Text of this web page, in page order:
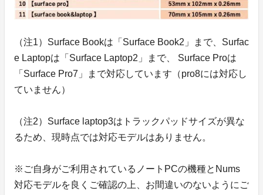
（注1）Surface Bookは「Surface Book2」まで、Surfac
e Laptopは「Surface Laptop2」まで、 Surface Proは
「Surface Pro7」まで対応しています（pro8には対応し
ていません）
（注2）Surface laptop3はトラックパッドサイズが異な
るため、現時点では対応モデルはありません。
※ご自身がご利用されているノートPCの機種とNums
対応モデルを良くご確認の上、お間違いのないようにご